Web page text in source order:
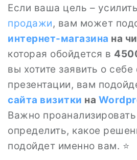
Если ваша цель – усилить
продажи, вам может
интернет-магазина на
которая обойдется в
вы хотите заявить о
презентации, вам
сайта визитки на
Важно проанализировать
определить, какое
подойдет именно вам. ⭐